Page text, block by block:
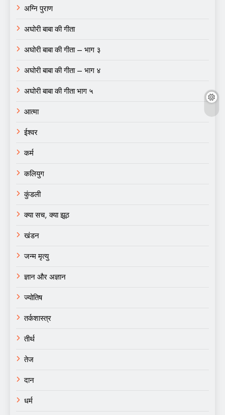
अग्नि पुराण
अघोरी बाबा की गीता
अघोरी बाबा की गीता – भाग ३
अघोरी बाबा की गीता – भाग ४
अघोरी बाबा की गीता भाग ५
आत्मा
ईश्वर
कर्म
कलियुग
कुंडली
क्या सच, क्या झूठ
खंडन
जन्म मृत्यु
ज्ञान और अज्ञान
ज्योतिष
तर्कशास्त्र
तीर्थ
तेज
दान
धर्म